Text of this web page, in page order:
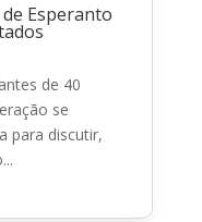
Esperanto
de 40
se
para discutir,